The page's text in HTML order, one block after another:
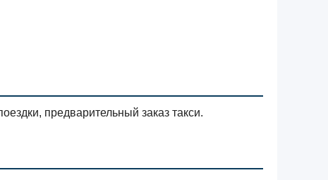
предварительный заказ такси.